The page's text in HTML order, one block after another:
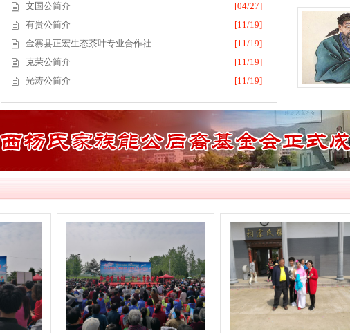
文国公简介
[04/27]
有贵公简介
[11/19]
金寨县正宏生态茶叶专业合作社
[11/19]
克荣公简介
[11/19]
光涛公简介
[11/19]